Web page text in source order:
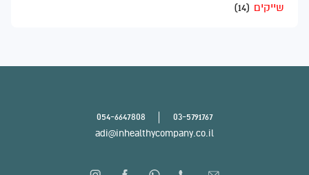
שייקים (14)
03-5791767
054-6647808
adi@inhealthycompany.co.il